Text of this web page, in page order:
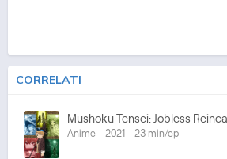
CORRELATI
Mushoku Tensei: Jobless
Anime - 2021 - 23 min/ep